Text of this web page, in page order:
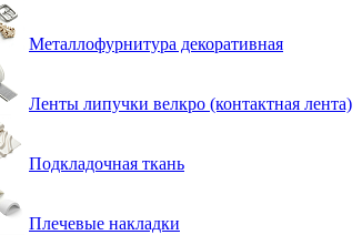
Металлофурнитура декоративная
Ленты липучки велкро (контактная лента)
Подкладочная ткань
Плечевые накладки